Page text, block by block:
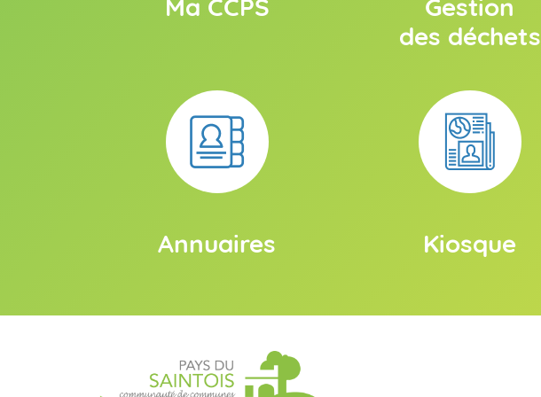
Ma CCPS
Gestion
des déchets
Annuaires Kiosque